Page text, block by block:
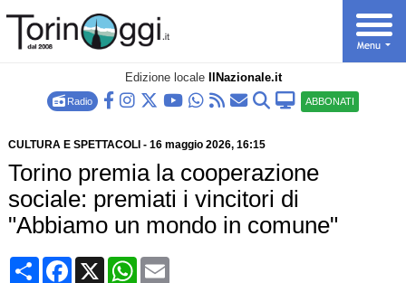
Edizione locale IlNazionale.it
Radio ABBONATI
CULTURA E SPETTACOLI - 16 maggio 2026, 16:15
Torino premia la cooperazione
sociale: premiati i vincitori di
"Abbiamo un mondo in comune"
CondividiFacebook
X WhatsApp
Email